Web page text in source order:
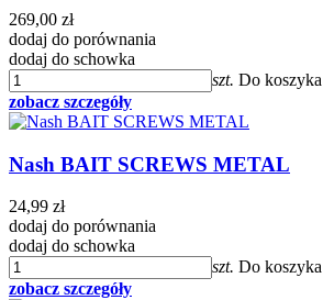
269,00 zł
dodaj do porównania
dodaj do schowka
szt. Do koszyka
zobacz szczegóły
Nash BAIT SCREWS METAL
24,99 zł
dodaj do porównania
dodaj do schowka
szt. Do koszyka
zobacz szczegóły